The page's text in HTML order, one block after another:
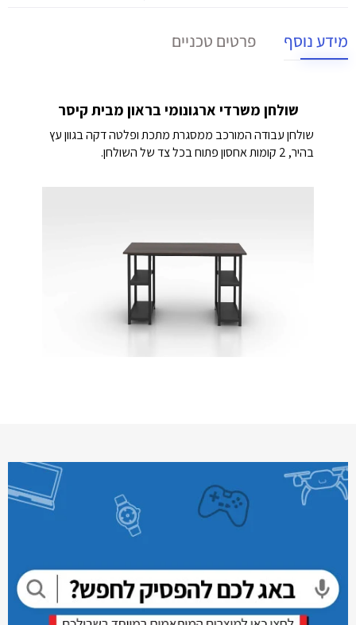
מידע נוסף פרטים טכניים
שולחן משרדי ארגונומי בראון מבית קיסר
שולחן עבודה המורכב ממסגרת מתכת ופלטה דקה בגוון עץ
בהיר, 2 קומות אחסון פתוח בכל צד של השולחן.